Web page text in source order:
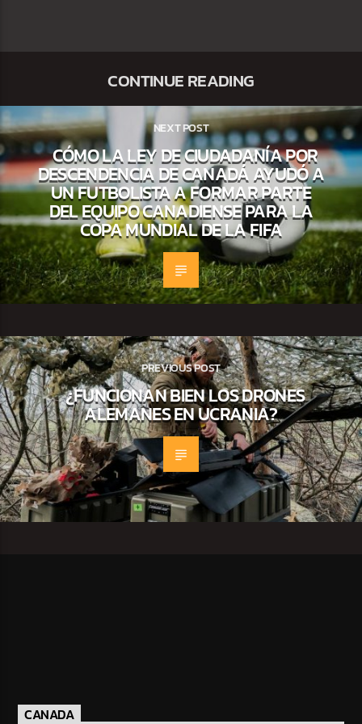
CONTINUE READING
NEXT POST
CÓMO LA LEY DE CIUDADANÍA POR
DESCENDENCIA DE CANADÁ AYUDÓ A
UN FUTBOLISTA A FORMAR PARTE
DEL EQUIPO CANADIENSE PARA LA
COPA MUNDIAL DE LA FIFA
PREVIOUS POST
¿FUNCIONAN BIEN LOS DRONES
ALEMANES EN UCRANIA?
CANADA